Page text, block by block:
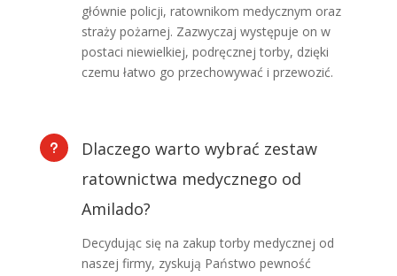
głównie policji, ratownikom medycznym oraz
straży pożarnej. Zazwyczaj występuje on w
postaci niewielkiej, podręcznej torby, dzięki
czemu łatwo go przechowywać i przewozić.
u
Dlaczego warto wybrać zestaw
ratownictwa medycznego od
Amilado?
Decydując się na zakup torby medycznej od
naszej firmy, zyskują Państwo pewność